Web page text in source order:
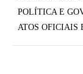
POLÍTICA E
ATOS OFICIAIS